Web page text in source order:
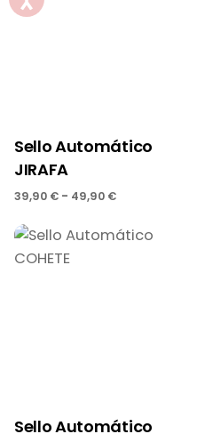
Sello Automático
JIRAFA
39,90 € - 49,90 €
Sello Automático